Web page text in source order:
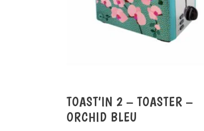
TOAST’IN 2 – TOASTER –
ORCHID BLEU